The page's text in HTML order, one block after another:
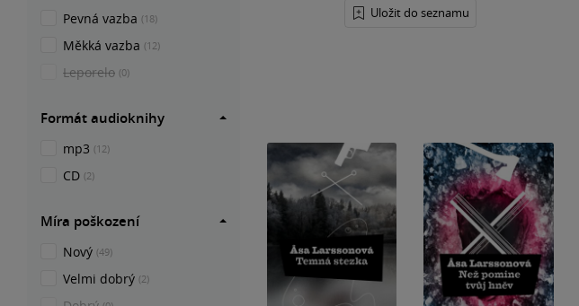
Uložit do seznamu
Pevná vazba (18)
Měkká vazba (12)
Leporelo (0)
Formát audioknihy
mp3 (12)
CD (2)
Míra poškození
Nový (49)
Velmi dobrý (2)